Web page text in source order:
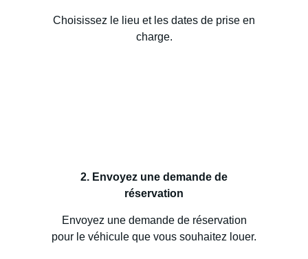
Choisissez le lieu et les dates de prise en
charge.
2. Envoyez une demande de
réservation
Envoyez une demande de réservation
pour le véhicule que vous souhaitez louer.